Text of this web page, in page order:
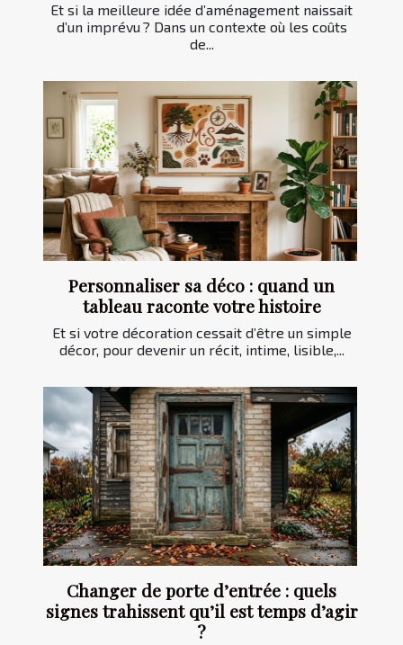
Et si la meilleure idée d’aménagement naissait
d’un imprévu ? Dans un contexte où les coûts
de...
Personnaliser sa déco : quand un
tableau raconte votre histoire
Et si votre décoration cessait d’être un simple
décor, pour devenir un récit, intime, lisible,...
Changer de porte d’entrée : quels
signes trahissent qu’il est temps d’agir
?